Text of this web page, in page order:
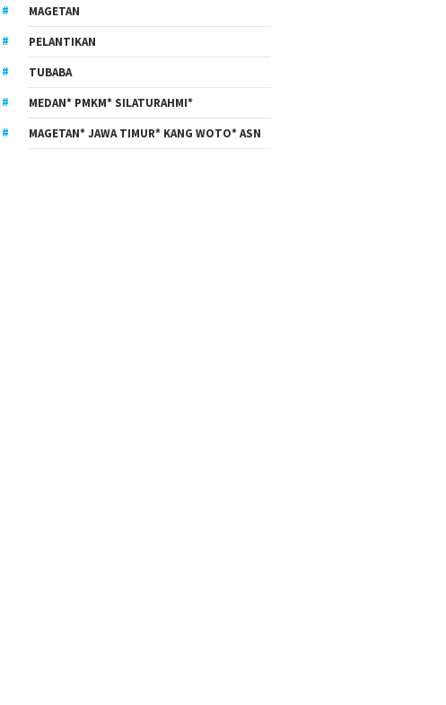
MAGETAN
PELANTIKAN
TUBABA
MEDAN* PMKM* SILATURAHMI*
MAGETAN* JAWA TIMUR* KANG WOTO* ASN